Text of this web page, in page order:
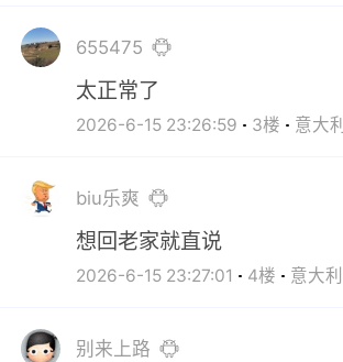
655475
太正常了
2026-6-15 23:26:59 3楼 意大利
biu乐爽
想回老家就直说
2026-6-15 23:27:01 4楼 意大利
别来上路